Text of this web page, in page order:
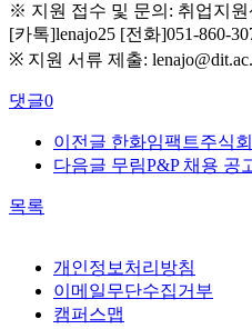
※ 지원 접수 및 문의: 취업지
[카톡]lenajo25 [전화]051-860-
※ 지원 서류 제출:
댓글0
이전글 한화임팩트주식
다음글 무림P&P 채용 공
목록
개인정보처리방침
이메일무단수집거부
캠퍼스맵